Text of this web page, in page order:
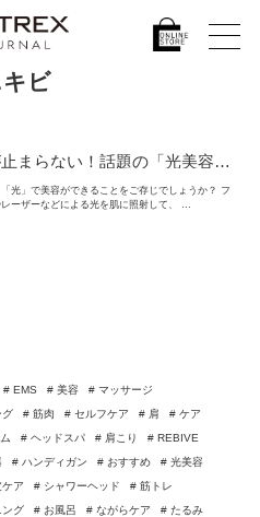
# EMS # 美容
# マッサージ
グ # 筋肉 # セルフケア # 肩
# ケア
# ヘッドスパ # 肩こり
# REBIVE
# ハンディガン # おすすめ
# 光美容
ア # シャワーヘッド
# 筋トレ
グ # お風呂 # ながらケア
# たるみ
ビ
進化が止まらない！話題の「光美容器」がおススメな理由
光」で美容ができることをご存じでしょうか？ フ
ーザーなどによる光を肌に照射して、 …